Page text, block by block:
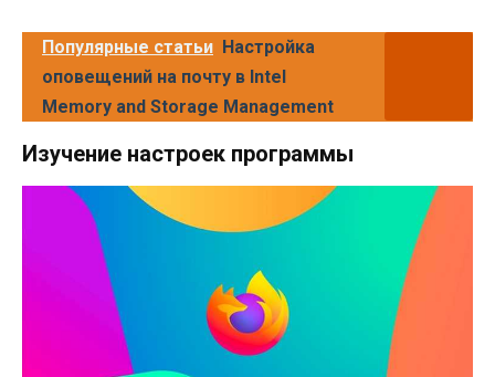
Популярные статьи Настройка
оповещений на почту в Intel
Memory and Storage Management
Изучение настроек программы